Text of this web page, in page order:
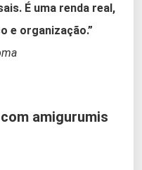
É uma renda real,
e organização.”
amigurumis